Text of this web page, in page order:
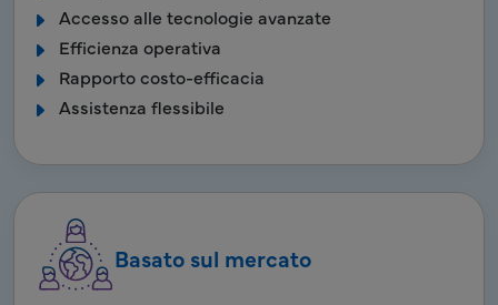
Accesso alle tecnologie avanzate
Efficienza operativa
Rapporto costo-efficacia
Assistenza flessibile
Basato sul mercato